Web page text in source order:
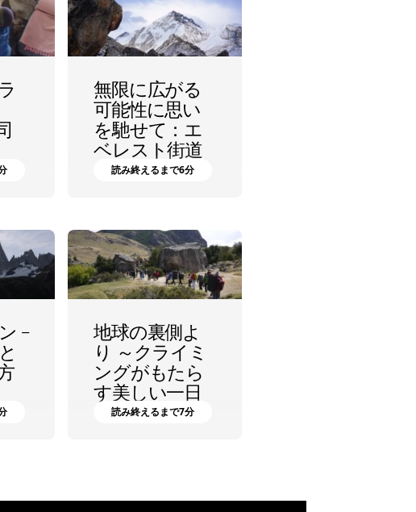
無限に広がる
可能性に思い
を馳せて：エ
ベレスト街道
ボルダリング
読み終えるまで6分
– 地球の裏側よ
り ～クライミ
ングがもたら
す美しい一日
読み終えるまで7分